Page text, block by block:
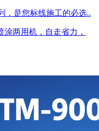
，是您标线施工的必选..
涂两用机，自走省力，